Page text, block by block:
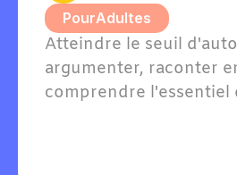
PourAdultes
Atteindre le seuil
argumenter, raconter
comprendre l'essentiel